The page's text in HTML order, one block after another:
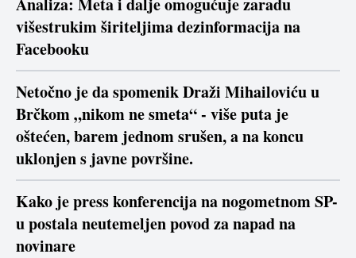
višestrukim širiteljima dezinformacija na
Facebooku
Netočno je da spomenik Draži Mihailoviću u
Brčkom „nikom ne smeta“ - više puta je
oštećen, barem jednom srušen, a na koncu
uklonjen s javne površine.
Kako je press konferencija na nogometnom SP-
u postala neutemeljen povod za napad na
novinare